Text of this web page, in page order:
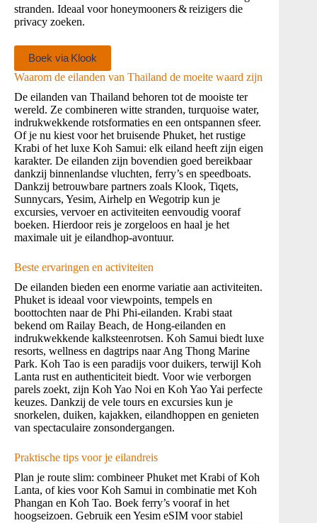
stranden. Ideaal voor honeymooners & reizigers die
privacy zoeken.
Boek via Klook
Waarom de eilanden van Thailand de moeite waard zijn
De eilanden van Thailand behoren tot de mooiste ter
wereld. Ze combineren witte stranden, turquoise water,
indrukwekkende rotsformaties en een ontspannen sfeer.
Of je nu kiest voor het bruisende Phuket, het rustige
Krabi of het luxe Koh Samui: elk eiland heeft zijn eigen
karakter. De eilanden zijn bovendien goed bereikbaar
dankzij binnenlandse vluchten, ferry’s en speedboats.
Dankzij betrouwbare partners zoals Klook, Tiqets,
Sunnycars, Yesim, Airhelp en Wegotrip kun je
excursies, vervoer en activiteiten eenvoudig vooraf
boeken. Hierdoor reis je zorgeloos en haal je het
maximale uit je eilandhop-avontuur.
Beste ervaringen en activiteiten
De eilanden bieden een enorme variatie aan activiteiten.
Phuket is ideaal voor viewpoints, tempels en
boottochten naar de Phi Phi-eilanden. Krabi staat
bekend om Railay Beach, de Hong-eilanden en
indrukwekkende kalksteenrotsen. Koh Samui biedt luxe
resorts, wellness en dagtrips naar Ang Thong Marine
Park. Koh Tao is een paradijs voor duikers, terwijl Koh
Lanta rust en authenticiteit biedt. Voor wie verborgen
parels zoekt, zijn Koh Yao Noi en Koh Yao Yai perfecte
keuzes. Dankzij de vele tours en excursies kun je
snorkelen, duiken, kajakken, eilandhoppen en genieten
van spectaculaire zonsondergangen.
Praktische tips voor je eilandreis
Plan je route slim: combineer Phuket met Krabi of Koh
Lanta, of kies voor Koh Samui in combinatie met Koh
Phangan en Koh Tao. Boek ferry’s vooraf in het
hoogseizoen. Gebruik een Yesim eSIM voor stabiel